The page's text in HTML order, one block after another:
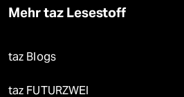
Mehr taz Lesestoff
taz Blogs
taz FUTURZWEI